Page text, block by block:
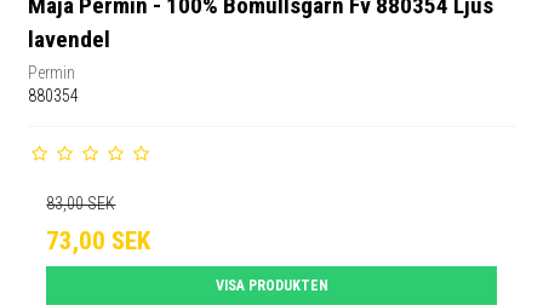
Maja Permin - 100% Bomullsgarn Fv 880354 Ljus
lavendel
Permin
880354
83,00 SEK
73,00 SEK
VISA PRODUKTEN